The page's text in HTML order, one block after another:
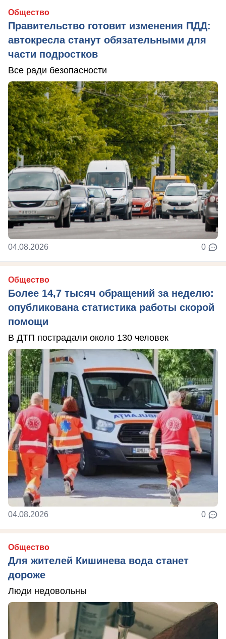
Общество
Правительство готовит изменения ПДД:
автокресла станут обязательными для
части подростков
Все ради безопасности
04.08.2026 0
Общество
Более 14,7 тысяч обращений за неделю:
опубликована статистика работы скорой
помощи
В ДТП пострадали около 130 человек
04.08.2026 0
Общество
Для жителей Кишинева вода станет
дороже
Люди недовольны